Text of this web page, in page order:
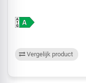
Vergelijk product